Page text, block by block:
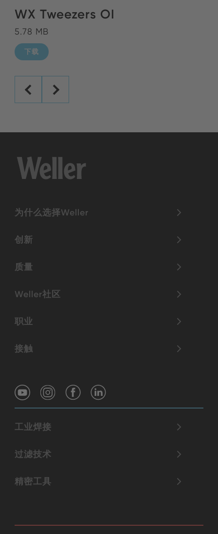
WX Tweezers OI
5.78 MB
下载
为什么选择Weller
创新
质量
Weller社区
职业
接触
工业焊接
过滤技术
精密工具